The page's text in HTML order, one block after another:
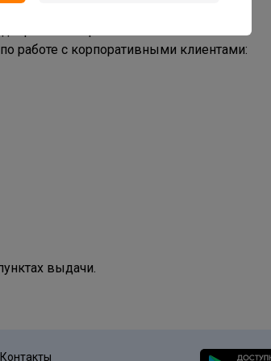
материал?
работе с корпоративными клиентами:
выдачи.
Контакты